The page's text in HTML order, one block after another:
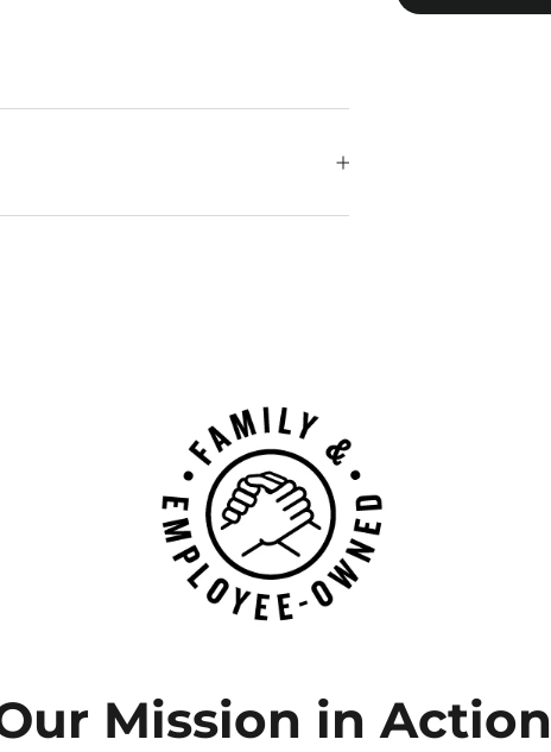
Mission in Action